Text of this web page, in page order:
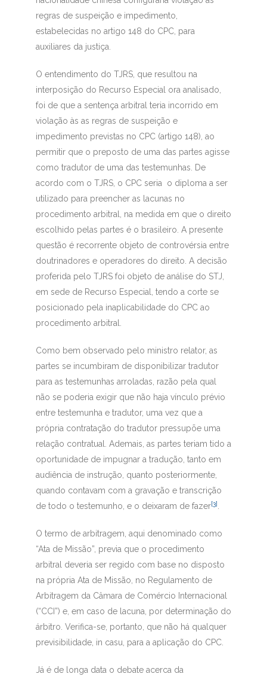
regras de suspeição e impedimento,
estabelecidas no artigo 148 do CPC, para
auxiliares da justiça.
O entendimento do TJRS, que resultou na
interposição do Recurso Especial ora analisado,
foi de que a sentença arbitral teria incorrido em
violação às as regras de suspeição e
impedimento previstas no CPC (artigo 148), ao
permitir que o preposto de uma das partes agisse
como tradutor de uma das testemunhas. De
acordo com o TJRS, o CPC seria o diploma a ser
utilizado para preencher as lacunas no
procedimento arbitral, na medida em que o direito
escolhido pelas partes é o brasileiro. A presente
questão é recorrente objeto de controvérsia entre
doutrinadores e operadores do direito. A decisão
proferida pelo TJRS foi objeto de análise do STJ,
em sede de Recurso Especial, tendo a corte se
posicionado pela inaplicabilidade do CPC ao
procedimento arbitral.
Como bem observado pelo ministro relator, as
partes se incumbiram de disponibilizar tradutor
para as testemunhas arroladas, razão pela qual
não se poderia exigir que não haja vínculo prévio
entre testemunha e tradutor, uma vez que a
própria contratação do tradutor pressupõe uma
relação contratual. Ademais, as partes teriam tido a
oportunidade de impugnar a tradução, tanto em
audiência de instrução, quanto posteriormente,
quando contavam com a gravação e transcrição
de todo o testemunho, e o deixaram de fazer[3].
O termo de arbitragem, aqui denominado como
“Ata de Missão”, previa que o procedimento
arbitral deveria ser regido com base no disposto
na própria Ata de Missão, no Regulamento de
Arbitragem da Câmara de Comércio Internacional
(“CCI”) e, em caso de lacuna, por determinação do
árbitro. Verifica-se, portanto, que não há qualquer
previsibilidade, in casu, para a aplicação do CPC.
Já é de longa data o debate acerca da